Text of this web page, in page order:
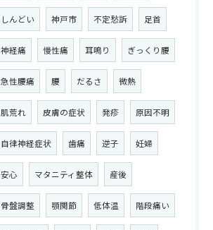
しんどい 神戸市 不定愁訴 足首
神経痛 慢性痛 耳鳴り ぎっくり腰
急性腰痛 腰 だるさ 微熱
肌荒れ 皮膚の症状 発疹 原因不明
自律神経症状 歯痛 逆子 妊婦
安心 マタニティ整体 産後
骨盤調整 顎関節 低体温 階段痛い